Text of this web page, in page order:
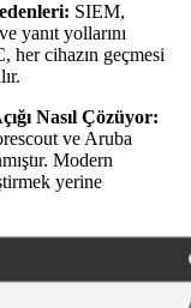
SIEM,
yanıt yollarını
her cihazın geçmesi
Nasıl Çözüyor:
ve Aruba
Modern
yerine